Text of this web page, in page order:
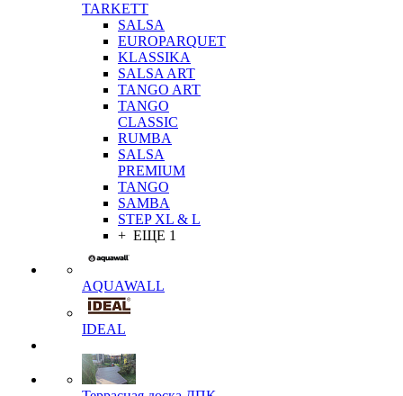
TARKETT
SALSA
EUROPARQUET
KLASSIKA
SALSA ART
TANGO ART
TANGO
CLASSIC
RUMBA
SALSA
PREMIUM
TANGO
SAMBA
STEP XL & L
+ ЕЩЕ 1
AQUAWALL
IDEAL